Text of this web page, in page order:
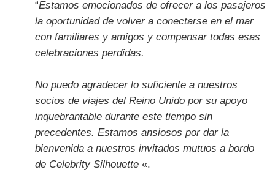
“Estamos emocionados de ofrecer a los pasajeros
la oportunidad de volver a conectarse en el mar
con familiares y amigos y compensar todas esas
celebraciones perdidas.
No puedo agradecer lo suficiente a nuestros
socios de viajes del Reino Unido por su apoyo
inquebrantable durante este tiempo sin
precedentes. Estamos ansiosos por dar la
bienvenida a nuestros invitados mutuos a bordo
de Celebrity Silhouette«.